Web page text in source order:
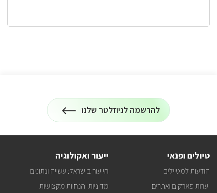
הרשמה
לניוזלטר
להרשמה לניוזלטר שלנו
על
כל
במייל
טיולים ופנאי
הודעות למטיילים
יערות פארקים ואתרים
ייעור ואקולוגיה
הייעור בישראל: עשייה ונתונים
מדיניות והנחיות מקצועיות